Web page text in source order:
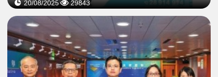
20/08/2025 29843